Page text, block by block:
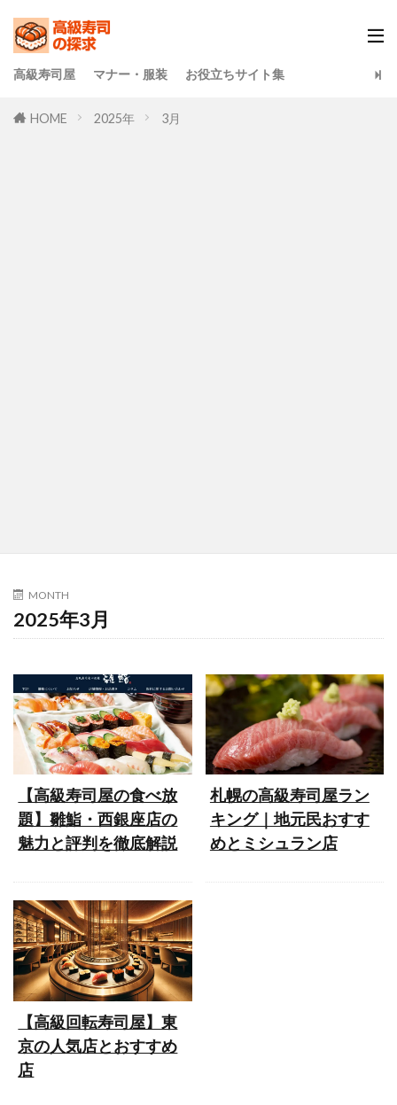
高級寿司屋 マナー・服装 お役立ちサイト集
HOME 2025年 3月
MONTH
2025年3月
【高級寿司屋の食べ放
題】雛鮨・西銀座店の
魅力と評判を徹底解説
札幌の高級寿司屋ラン
キング｜地元民おすす
めとミシュラン店
【高級回転寿司屋】東
京の人気店とおすすめ
店